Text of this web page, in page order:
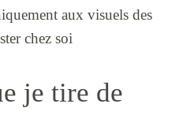
aux visuels des
chez soi
je tire de